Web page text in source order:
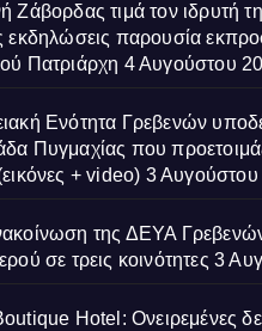
Ζάβορδας τιμά τον ιδρυτή
εκδηλώσεις παρουσία
Πατριάρχη 4 Αυγούστου
Ενότητα Γρεβενών
Πυγμαχίας που
+ video) 3
της ΔΕΥΑ
σε τρεις κοινότητες 3
Hotel: Ονειρεμένες